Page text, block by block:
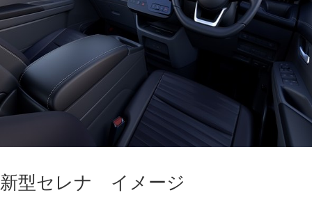
新型セレナ イメージ